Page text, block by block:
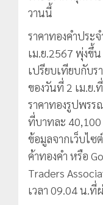
วานนี้
ราคาทองคำประ
เม.ย.2567 พุ่งขึ้
เปรียบเทียบกับร
ของวันที่ 2 เม.ย.
ราคาทองรูปพรร
ที่บาทละ 40,100
ข้อมูลจากเว็บไซ
ค้าทองคำ หรือ
Traders
เวลา 09.04 น.ที่